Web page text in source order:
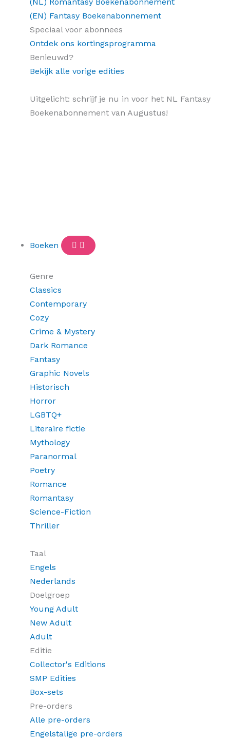
(EN) Fantasy Boekenabonnement
Speciaal voor abonnees
Ontdek ons kortingsprogramma
Benieuwd?
Bekijk alle vorige edities
Uitgelicht: schrijf je nu in voor het NL Fantasy
Boekenabonnement van Augustus!
Boeken
Genre
Classics
Contemporary
Cozy
Crime & Mystery
Dark Romance
Fantasy
Graphic Novels
Historisch
Horror
LGBTQ+
Literaire fictie
Mythology
Paranormal
Poetry
Romance
Romantasy
Science-Fiction
Thriller
Taal
Engels
Nederlands
Doelgroep
Young Adult
New Adult
Adult
Editie
Collector's Editions
SMP Edities
Box-sets
Pre-orders
Alle pre-orders
Engelstalige pre-orders